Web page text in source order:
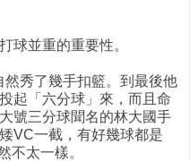
球並重的重要性。
秀了幾手扣籃。到最後他
起「六分球」來，而且命
號三分球聞名的林大國手
VC一截，有好幾球都是
不太一樣。